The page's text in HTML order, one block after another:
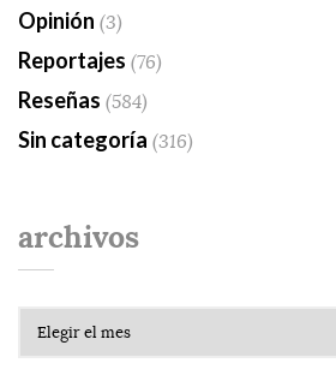
Opinión (3)
Reportajes (76)
Reseñas (584)
Sin categoría (316)
archivos